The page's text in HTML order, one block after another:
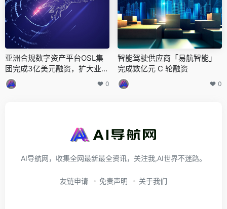
亚洲合规数字资产平台OSL集
团完成3亿美元融资，扩大业务
覆盖范围
0
智能驾驶供应商「易航智能」
完成数亿元 C 轮融资
0
AI导航网，收集全网最新最全资讯，关注我,AI世界不迷路。
友链申请 免责声明 关于我们